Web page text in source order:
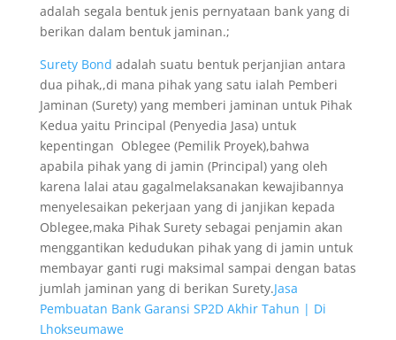
adalah segala bentuk jenis pernyataan bank yang di
berikan dalam bentuk jaminan.;
Surety Bond adalah suatu bentuk perjanjian antara
dua pihak,,di mana pihak yang satu ialah Pemberi
Jaminan (Surety) yang memberi jaminan untuk Pihak
Kedua yaitu Principal (Penyedia Jasa) untuk
kepentingan Oblegee (Pemilik Proyek),bahwa
apabila pihak yang di jamin (Principal) yang oleh
karena lalai atau gagalmelaksanakan kewajibannya
menyelesaikan pekerjaan yang di janjikan kepada
Oblegee,maka Pihak Surety sebagai penjamin akan
menggantikan kedudukan pihak yang di jamin untuk
membayar ganti rugi maksimal sampai dengan batas
jumlah jaminan yang di berikan Surety.Jasa
Pembuatan Bank Garansi SP2D Akhir Tahun | Di
Lhokseumawe